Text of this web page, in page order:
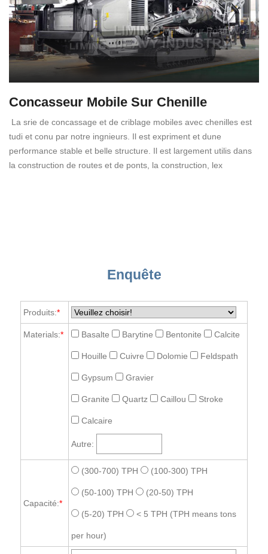
Concasseur Mobile Sur Chenille
La srie de concassage et de criblage mobiles avec chenilles est
tudi et conu par notre ingnieurs. Il est expriment et dune
performance stable et belle structure. Il est largement utilis dans
la construction de routes et de ponts, la construction, lex
Enquête
Produits:*
Materials:* Basalte Barytine Bentonite Calcite
Houille Cuivre Dolomie Feldspath
Gypsum Gravier
Granite Quartz Caillou Stroke
Calcaire
Autre:
Capacité:*
(300-700) TPH (100-300) TPH
(50-100) TPH (20-50) TPH
(5-20) TPH < 5 TPH (TPH means tons
per hour)